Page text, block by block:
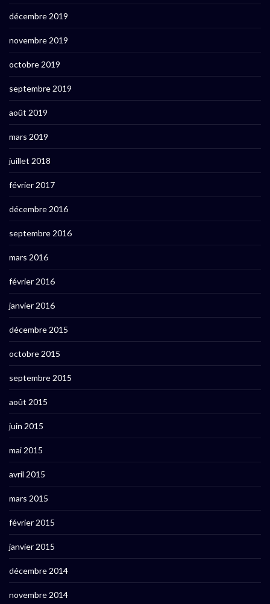
décembre 2019
novembre 2019
octobre 2019
septembre 2019
août 2019
mars 2019
juillet 2018
février 2017
décembre 2016
septembre 2016
mars 2016
février 2016
janvier 2016
décembre 2015
octobre 2015
septembre 2015
août 2015
juin 2015
mai 2015
avril 2015
mars 2015
février 2015
janvier 2015
décembre 2014
novembre 2014